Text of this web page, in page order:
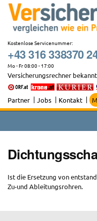
Zum
Inhalt
springen
Kostenlose Servicenummer:
+43 316 338370
Mo - Fr 08:00 - 17:00
Versicherungsrechner
Partner Jobs Kontakt
Ist die Ersetzung von
Zu-und Ableitungsrohren.